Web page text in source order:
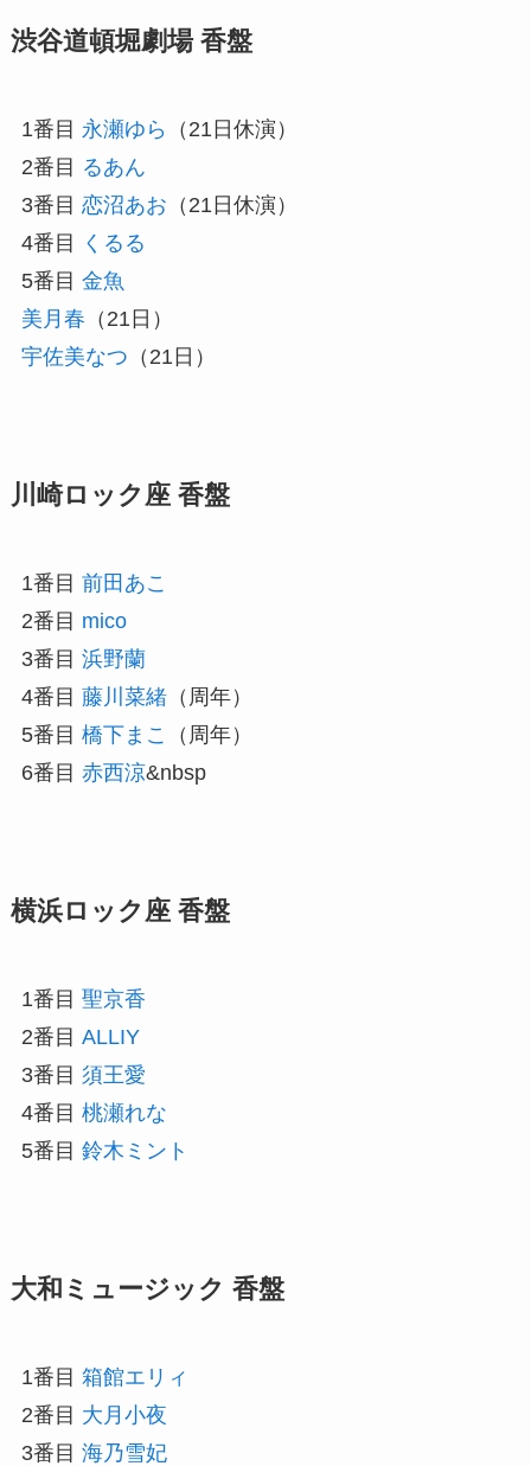
渋谷道頓堀劇場 香盤
1番目 永瀬ゆら
（21日休演）
2番目 るあん
3番目 恋沼あお （21日休演）
4番目 くるる
5番目 金魚
美月春 （21日）
宇佐美なつ （21日）
川崎ロック座 香盤
1番目 前田あこ
2番目 mico
3番目 浜野蘭
4番目 藤川菜緒（周年）
5番目 橋下まこ
（周年）
6番目 赤西涼&nbsp
横浜ロック座 香盤
1番目 聖京香
2番目 ALLIY
3番目 須王愛
4番目 桃瀬れな
5番目 鈴木ミント
大和ミュージック 香盤
1番目 箱館エリィ
2番目 大月小夜
3番目 海乃雪妃